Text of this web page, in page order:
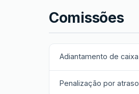
Comissões
Adiantamento de caixa
Penalização por atraso